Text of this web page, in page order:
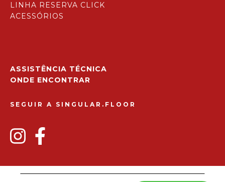
LINHA RESERVA CLICK
ACESSÓRIOS
ASSISTÊNCIA TÉCNICA
ONDE ENCONTRAR
SEGUIR A SINGULAR.FLOOR